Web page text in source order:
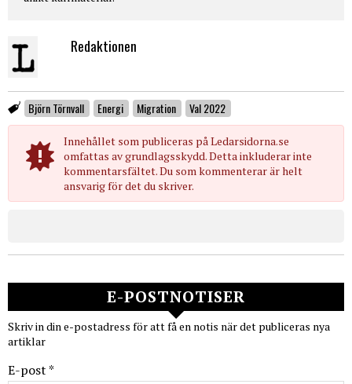
Redaktionen
Björn Törnvall Energi Migration Val 2022
Innehållet som publiceras på Ledarsidorna.se
omfattas av grundlagsskydd. Detta inkluderar inte
kommentarsfältet. Du som kommenterar är helt
ansvarig för det du skriver.
E-POSTNOTISER
Skriv in din e-postadress för att få en notis när det publiceras nya
artiklar
E-post *